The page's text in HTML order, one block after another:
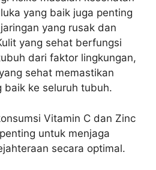
yang baik juga penting
yang rusak dan
yang sehat berfungsi
dari faktor lingkungan,
sehat memastikan
baik ke seluruh tubuh.
Vitamin C dan Zinc
untuk menjaga
secara optimal.